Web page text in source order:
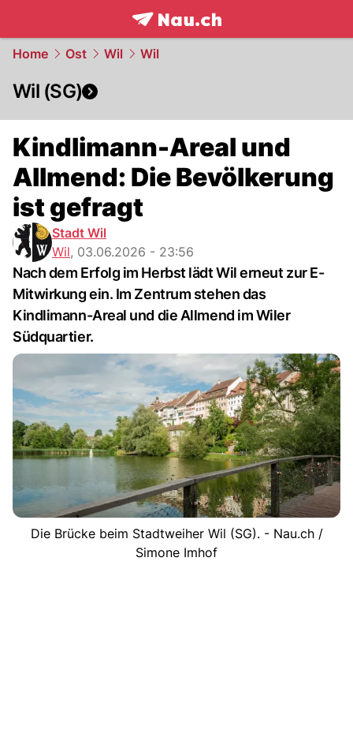
frontpage.NAU.ch
Home Ost Wil Wil
Wil (SG)
Kindlimann-Areal und
Allmend: Die Bevölkerung
ist gefragt
Stadt Wil
Wil, 03.06.2026 - 23:56
Nach dem Erfolg im Herbst lädt Wil erneut zur E-
Mitwirkung ein. Im Zentrum stehen das
Kindlimann-Areal und die Allmend im Wiler
Südquartier.
Die Brücke beim Stadtweiher Wil (SG). - Nau.ch /
Simone Imhof